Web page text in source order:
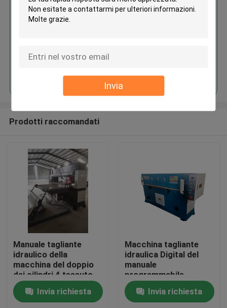
Invia
Casa
automatica del nastro
Prodotti raccomandati
Manuale tagliante
idraulico della
macchina del doppio
dei cilindri 4 tessuto
della colonna
Invia richiesta
Macchina tagliante
idraulica Digital del
manuale
programmabile
Invia richiesta